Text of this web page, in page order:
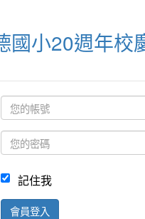
國小20週年校
記住我
會員登入